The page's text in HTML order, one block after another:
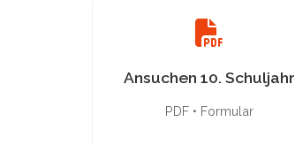
Ansuchen 10. Schuljahr
PDF • Formular